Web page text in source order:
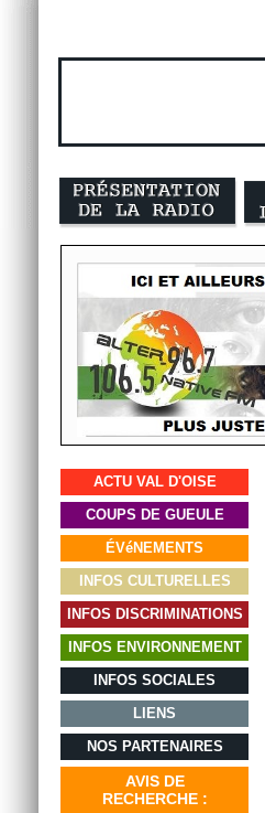
ACTU VAL D'OISE
COUPS DE GUEULE
ÉVéNEMENTS
INFOS CULTURELLES
INFOS DISCRIMINATIONS
INFOS ENVIRONNEMENT
INFOS SOCIALES
LIENS
NOS PARTENAIRES
AVIS DE
RECHERCHE :